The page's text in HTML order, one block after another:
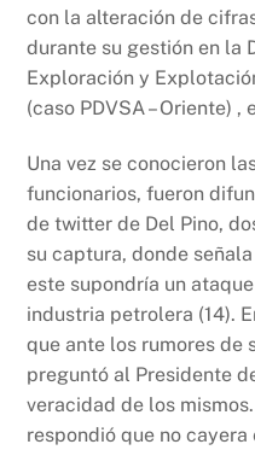
con la alteración de
durante su gestión en la
Exploración y
(caso PDVSA – Oriente) ,
Una vez se conocieron
funcionarios, fueron
de twitter de Del Pino,
su captura, donde
este supondría un
industria petrolera (14).
que ante los rumores de
preguntó al Presidente
veracidad de los
respondió que no